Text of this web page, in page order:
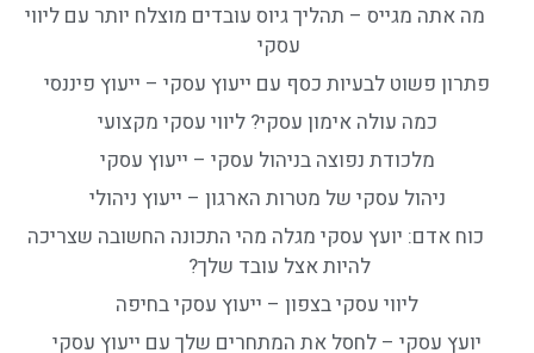
מה אתה מגייס – תהליך גיוס עובדים מוצלח יותר עם ליווי
עסקי
פתרון פשוט לבעיות כסף עם ייעוץ עסקי – ייעוץ פיננסי
כמה עולה אימון עסקי? ליווי עסקי מקצועי
מלכודת נפוצה בניהול עסקי – ייעוץ עסקי
ניהול עסקי של מטרות הארגון – ייעוץ ניהולי
כוח אדם: יועץ עסקי מגלה מהי התכונה החשובה שצריכה
להיות אצל עובד שלך?
ליווי עסקי בצפון – ייעוץ עסקי בחיפה
יועץ עסקי – לחסל את המתחרים שלך עם ייעוץ עסקי